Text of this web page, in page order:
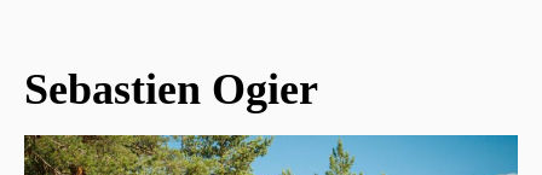
Sebastien Ogier